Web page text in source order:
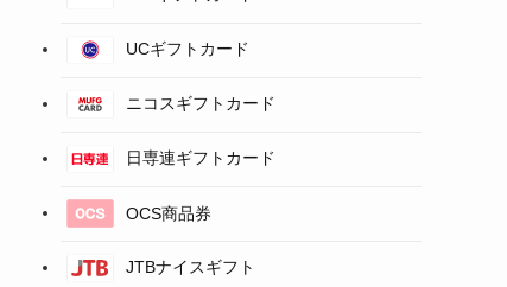
UCギフトカード
ニコスギフトカード
日専連ギフトカード
OCS商品券
JTBナイスギフト